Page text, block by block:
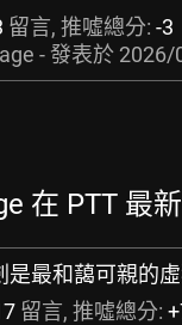
留言, 推噓總分: -3
- 發表於 2026/
在 PTT 最
是最和藹可親的
留言, 推噓總分: